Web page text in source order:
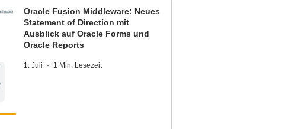
Oracle Fusion Middleware: Neues
Statement of Direction mit
Ausblick auf Oracle Forms und
Oracle Reports
1. Juli 1 Min. Lesezeit